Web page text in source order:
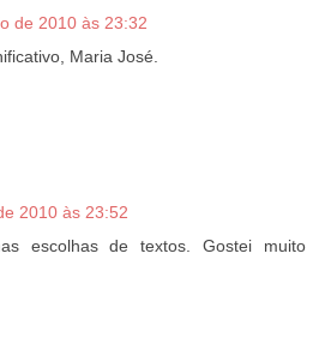
de 2010 às 23:32
Maria José.
2010 às 23:52
escolhas de textos. Gostei muito